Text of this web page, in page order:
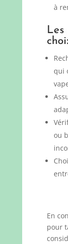
à
Les
qui
ou
En
pour